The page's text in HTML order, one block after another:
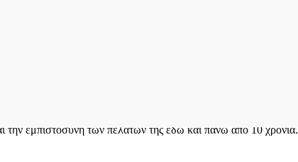
εμπιστοσύνη των πελατών της εδώ και πάνω από 10 χρόνια.